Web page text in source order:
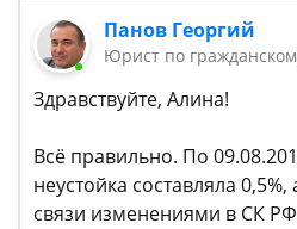
Панов Георгий
Юрист по
Здравствуйте, Алина!
Всё правильно. По
неустойка составляла 0,5%,
связи изменениями в СК РФ